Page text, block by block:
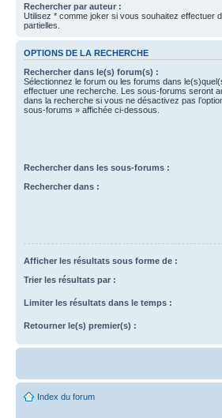
Rechercher par auteur :
Utilisez * comme joker si vous souhaitez effectuer
partielles.
OPTIONS DE LA RECHERCHE
Rechercher dans le(s) forum(s) :
Sélectionnez le forum ou les forums dans
effectuer une recherche. Les sous-forums seront
dans la recherche si vous ne désactivez pas
sous-forums » affichée ci-dessous.
Rechercher dans les sous-forums :
Rechercher dans :
Afficher les résultats sous forme de :
Trier les résultats par :
Limiter les résultats dans le temps :
Retourner le(s) premier(s) :
Index du forum